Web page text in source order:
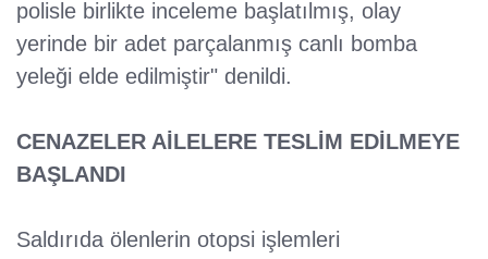
polisle birlikte inceleme başlatılmış, olay
yerinde bir adet parçalanmış canlı bomba
yeleği elde edilmiştir" denildi.
CENAZELER AİLELERE TESLİM EDİLMEYE
BAŞLANDI
Saldırıda ölenlerin otopsi işlemleri